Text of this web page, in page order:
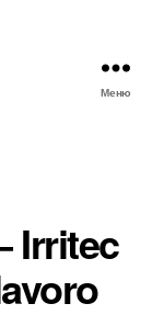
Меню
Irritec